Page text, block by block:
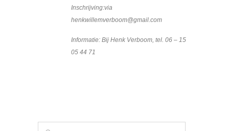
Inschrijving:via
henkwillemverboom@gmail.com
Informatie: Bij Henk Verboom, tel. 06 – 15
05 44 71